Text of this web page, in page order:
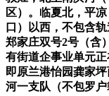
区）。临夏北，平
口）以西，不包含
郑家庄双号2号（含
有街道企事业单元
即原兰港怡园龚家
河一支队（不包罗户